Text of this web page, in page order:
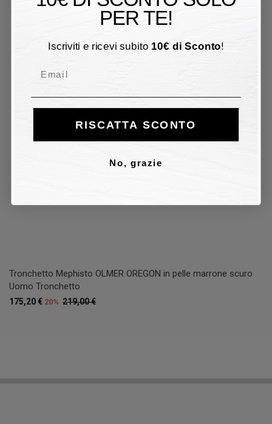
Tronchetto Mephisto OLMER OREGON in pelle marrone scuro
Uomo Tronchetto
219,00 €
175,20 € 20%
PER TE!
Iscriviti e ricevi subito 10€ di Sconto!
RISCATTA SCONTO
No, grazie